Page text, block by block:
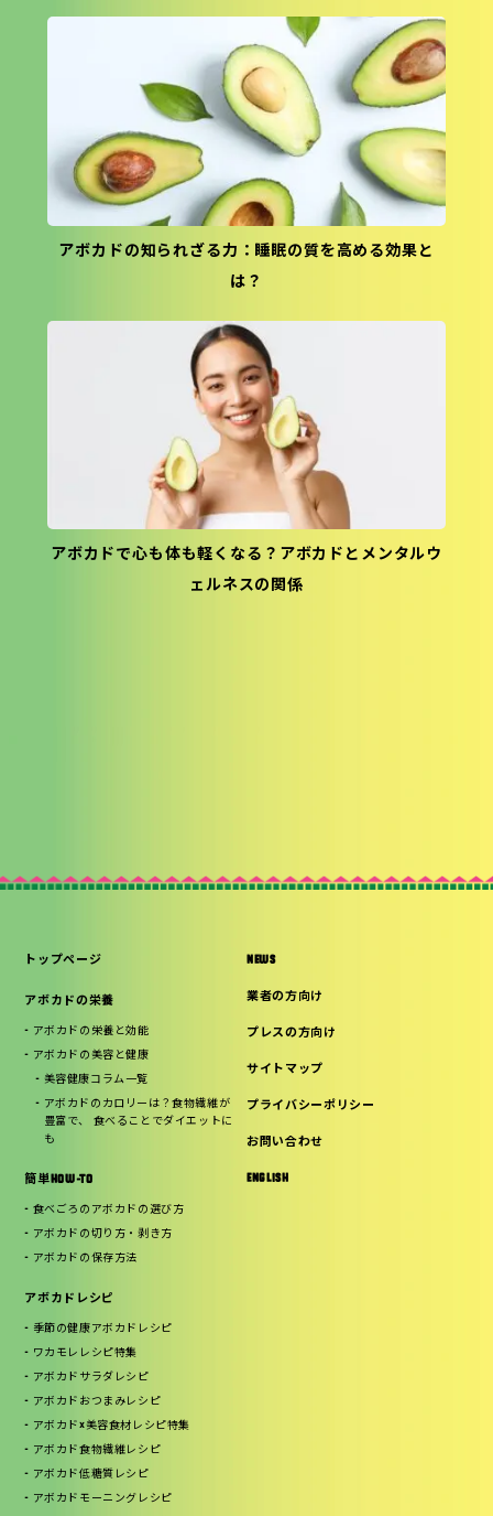
アボカドの知られざる力：睡眠の質を高める効果と
は？
アボカドで心も体も軽くなる？アボカドとメンタルウ
ェルネスの関係
トップページ
アボカドの栄養
アボカドの栄養と効能
アボカドの美容と健康
美容健康コラム一覧
アボカドのカロリーは？食物繊維が
豊富で、 食べることでダイエットに
も
簡単HOW-TO
食べごろのアボカドの選び方
アボカドの切り方・剥き方
アボカドの保存方法
アボカドレシピ
季節の健康アボカドレシピ
ワカモレレシピ特集
アボカドサラダレシピ
アボカドおつまみレシピ
アボカド×美容食材レシピ特集
アボカド食物繊維レシピ
アボカド低糖質レシピ
アボカドモーニングレシピ
NEWS
業者の方向け
プレスの方向け
サイトマップ
プライバシーポリシー
お問い合わせ
ENGLISH